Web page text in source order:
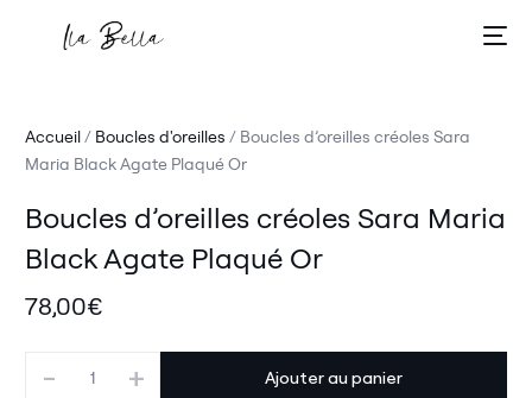
Accueil/ Boucles d'oreilles / Boucles d’oreilles créoles Sara
Maria Black Agate Plaqué Or
Boucles d’oreilles créoles Sara Maria
Black Agate Plaqué Or
78,00€
+
- Ajouter au panier